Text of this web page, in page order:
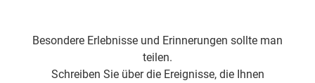
Besondere Erlebnisse und Erinnerungen sollte man
teilen.
Schreiben Sie über die Ereignisse, die Ihnen